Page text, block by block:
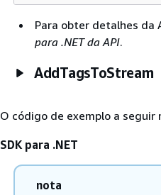
Para obter detalhes da
para .NET da API.
AddTagsToStream
O código de exemplo a seguir
SDK para .NET
nota